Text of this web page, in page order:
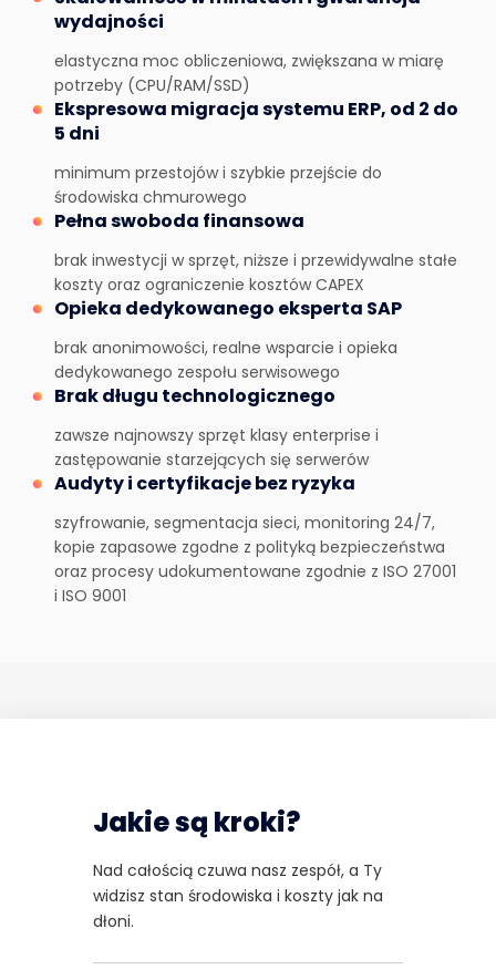
wydajności
elastyczna moc obliczeniowa, zwiększana w miarę
potrzeby (CPU/RAM/SSD)
Ekspresowa migracja systemu ERP, od 2 do
5 dni
minimum przestojów i szybkie przejście do
środowiska chmurowego
Pełna swoboda finansowa
brak inwestycji w sprzęt, niższe i przewidywalne stałe
koszty oraz ograniczenie kosztów CAPEX
Opieka dedykowanego eksperta SAP
brak anonimowości, realne wsparcie i opieka
dedykowanego zespołu serwisowego
Brak długu technologicznego
zawsze najnowszy sprzęt klasy enterprise i
zastępowanie starzejących się serwerów
Audyty i certyfikacje bez ryzyka
szyfrowanie, segmentacja sieci, monitoring 24/7,
kopie zapasowe zgodne z polityką bezpieczeństwa
oraz procesy udokumentowane zgodnie z ISO 27001
i ISO 9001
Jakie są kroki?
Nad całością czuwa nasz zespół, a Ty
widzisz stan środowiska i koszty jak na
dłoni.